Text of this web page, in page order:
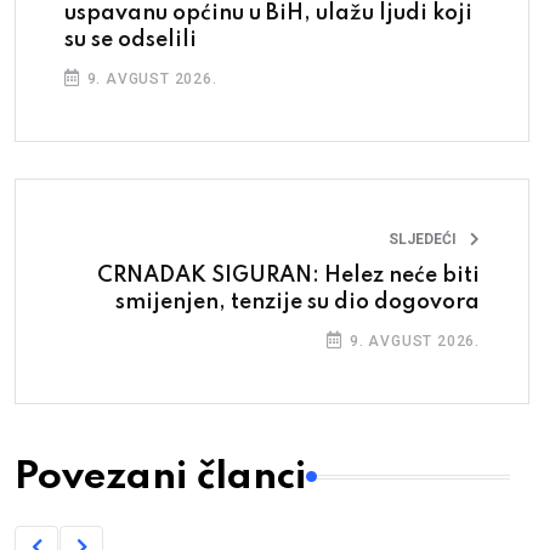
uspavanu općinu u BiH, ulažu ljudi koji
su se odselili
9. AVGUST 2026.
SLJEDEĆI
CRNADAK SIGURAN: Helez neće biti
smijenjen, tenzije su dio dogovora
9. AVGUST 2026.
Povezani članci